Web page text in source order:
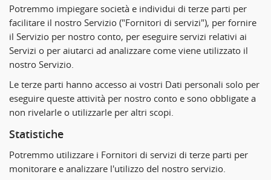
Potremmo impiegare società e individui di terze parti per
facilitare il nostro Servizio ("Fornitori di servizi"), per fornire
il Servizio per nostro conto, per eseguire servizi relativi ai
Servizi o per aiutarci ad analizzare come viene utilizzato il
nostro Servizio.
Le terze parti hanno accesso ai vostri Dati personali solo per
eseguire queste attività per nostro conto e sono obbligate a
non rivelarle o utilizzarle per altri scopi.
Statistiche
Potremmo utilizzare i Fornitori di servizi di terze parti per
monitorare e analizzare l'utilizzo del nostro servizio.